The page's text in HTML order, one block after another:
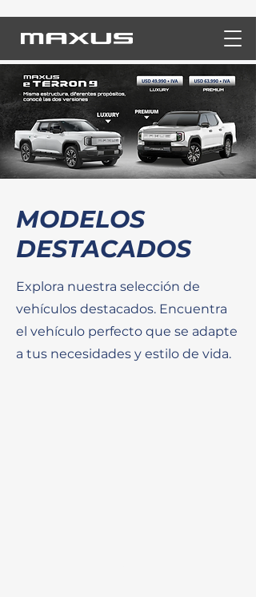
MODELOS
DESTACADOS
Explora nuestra selección de
vehículos destacados. Encuentra
el vehículo perfecto que se adapte
a tus necesidades y estilo de vida.